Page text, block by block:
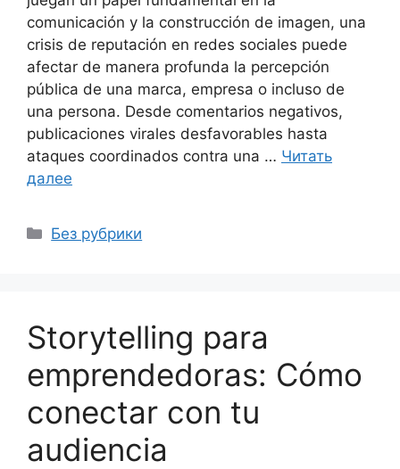
comunicación y la construcción de imagen, una
crisis de reputación en redes sociales puede
afectar de manera profunda la percepción
pública de una marca, empresa o incluso de
una persona. Desde comentarios negativos,
publicaciones virales desfavorables hasta
ataques coordinados contra una … Читать
далее
Рубрики
Без рубрики
Storytelling para
emprendedoras: Cómo
conectar con tu
audiencia